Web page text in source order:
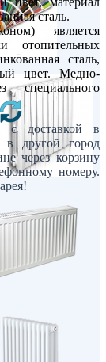
сталь.
– является
отопительных
сталь,
цвет. Медно-
специального
с доставкой в
другой город
через корзину
номеру.